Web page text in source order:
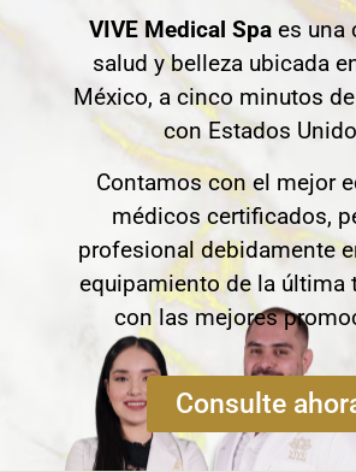
VIVE Medical Spa es una
salud y belleza ubicada
México, a cinco minutos
con Estados
Contamos con el mejor
médicos certificados,
profesional debidamente
equipamiento de la última
con las mejores
Consulte